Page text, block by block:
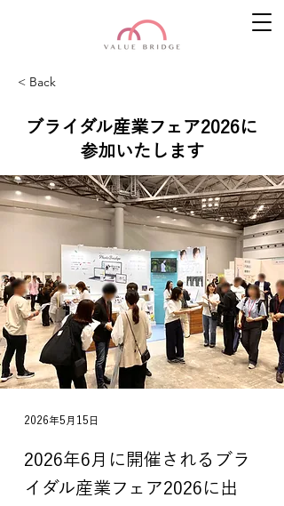
< Back
ブライダル産業フェア2026に
参加いたします
2026年5月15日
2026年6月に開催されるブラ
イダル産業フェア2026に出